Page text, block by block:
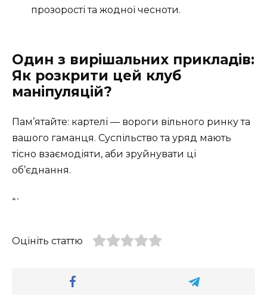
прозорості та жодної чесноти.
Один з вирішальних прикладів:
Як розкрити цей клуб
маніпуляцій?
Пам’ятайте: картелі — вороги вільного ринку та
вашого гаманця. Суспільство та уряд мають
тісно взаємодіяти, аби зруйнувати ці
об’єднання.
“`
Оцініть статтю